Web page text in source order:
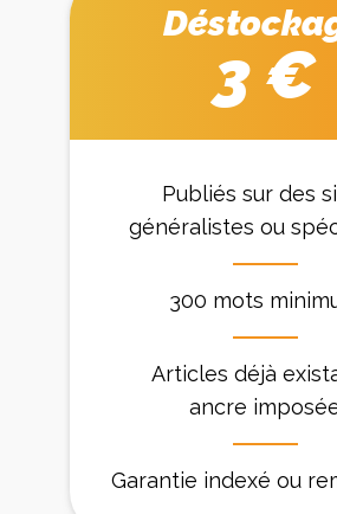
3 €
Publiés sur des
généralistes ou
300 mots
Articles déjà
ancre
Garantie indexé ou